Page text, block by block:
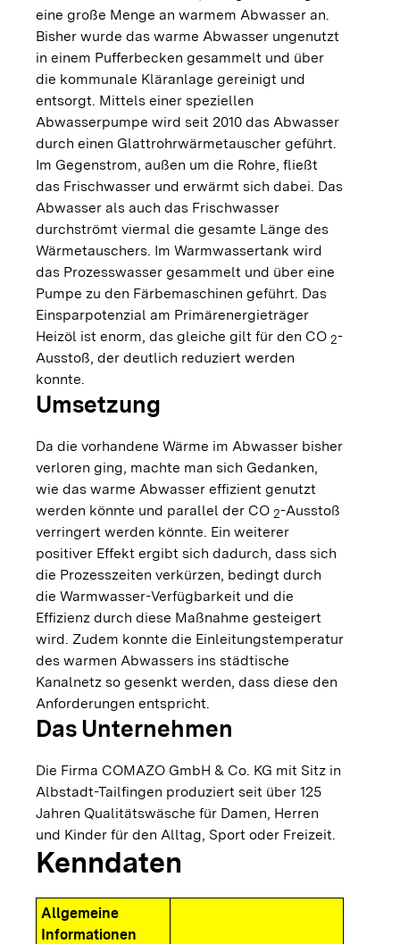
eine große Menge an warmem Abwasser an.
Bisher wurde das warme Abwasser ungenutzt
in einem Pufferbecken gesammelt und über
die kommunale Kläranlage gereinigt und
entsorgt. Mittels einer speziellen
Abwasserpumpe wird seit 2010 das Abwasser
durch einen Glattrohrwärmetauscher geführt.
Im Gegenstrom, außen um die Rohre, fließt
das Frischwasser und erwärmt sich dabei. Das
Abwasser als auch das Frischwasser
durchströmt viermal die gesamte Länge des
Wärmetauschers. Im Warmwassertank wird
das Prozesswasser gesammelt und über eine
Pumpe zu den Färbemaschinen geführt. Das
Einsparpotenzial am Primärenergieträger
Heizöl ist enorm, das gleiche gilt für den CO 2-
Ausstoß, der deutlich reduziert werden
konnte.
Umsetzung
Da die vorhandene Wärme im Abwasser bisher
verloren ging, machte man sich Gedanken,
wie das warme Abwasser effizient genutzt
werden könnte und parallel der CO 2-Ausstoß
verringert werden könnte. Ein weiterer
positiver Effekt ergibt sich dadurch, dass sich
die Prozesszeiten verkürzen, bedingt durch
die Warmwasser-Verfügbarkeit und die
Effizienz durch diese Maßnahme gesteigert
wird. Zudem konnte die Einleitungstemperatur
des warmen Abwassers ins städtische
Kanalnetz so gesenkt werden, dass diese den
Anforderungen entspricht.
Das Unternehmen
Die Firma COMAZO GmbH & Co. KG mit Sitz in
Albstadt-Tailfingen produziert seit über 125
Jahren Qualitätswäsche für Damen, Herren
und Kinder für den Alltag, Sport oder Freizeit.
Kenndaten
Allgemeine
Informationen